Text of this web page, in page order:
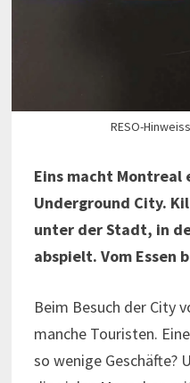
RESO-
Eins macht Montreal
Underground City.
unter der Stadt, in
abspielt. Vom Essen
Beim Besuch der City
manche Touristen.
so wenige Geschäfte?